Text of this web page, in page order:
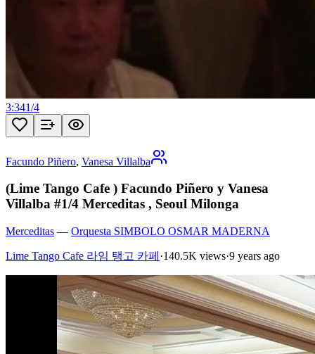
3:341/4
Facundo Piñero, Vanesa Villalba
(Lime Tango Cafe ) Facundo Piñero y Vanesa
Villalba #1/4 Merceditas , Seoul Milonga
Merceditas — Orquesta SIMBOLO OSMAR MADERNA
Lime Tango Cafe 라임 탱고 카페 ·140.5K views·9 years ago